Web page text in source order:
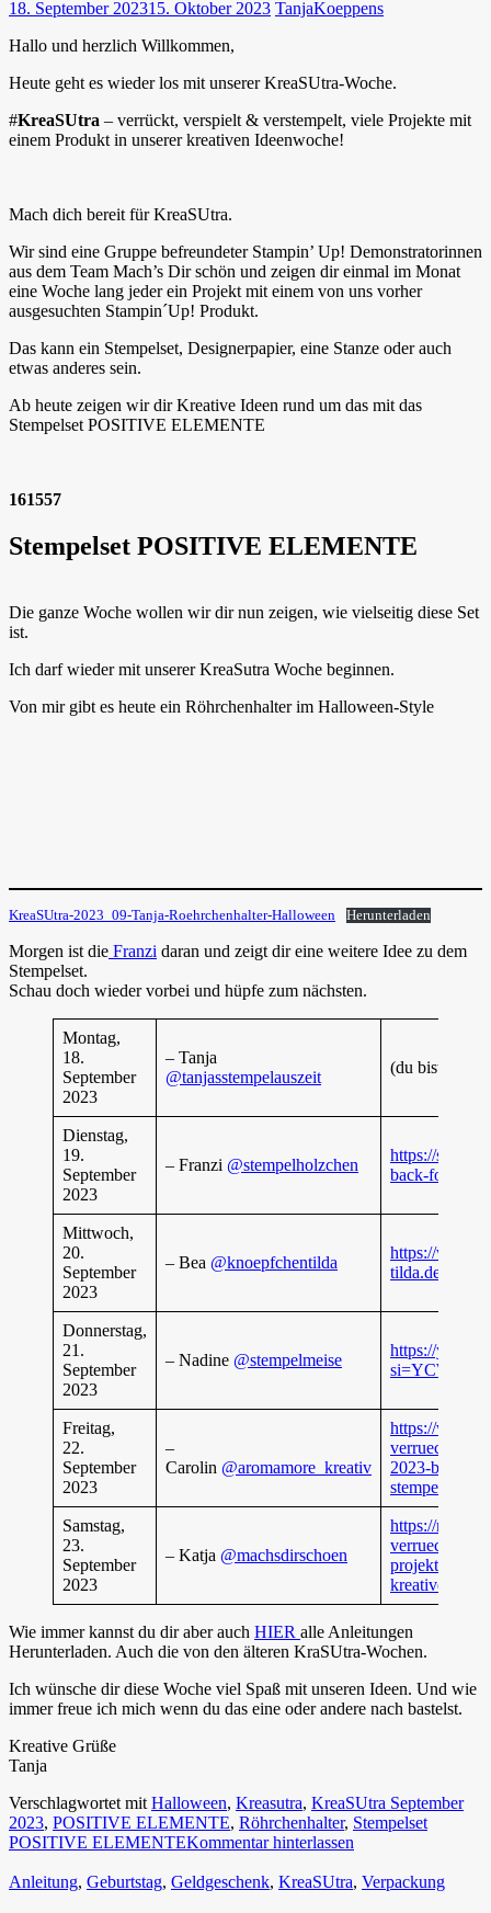
18. September 202315. Oktober 2023 TanjaKoeppens
Hallo und herzlich Willkommen,
Heute geht es wieder los mit unserer KreaSUtra-Woche.
#KreaSUtra – verrückt, verspielt & verstempelt, viele Projekte mit
einem Produkt in unserer kreativen Ideenwoche!
Mach dich bereit für KreaSUtra.
Wir sind eine Gruppe befreundeter Stampin’ Up! Demonstratorinnen
aus dem Team Mach’s Dir schön und zeigen dir einmal im Monat
eine Woche lang jeder ein Projekt mit einem von uns vorher
ausgesuchten Stampin´Up! Produkt.
Das kann ein Stempelset, Designerpapier, eine Stanze oder auch
etwas anderes sein.
Ab heute zeigen wir dir Kreative Ideen rund um das mit das
Stempelset POSITIVE ELEMENTE
161557
Stempelset POSITIVE ELEMENTE
Die ganze Woche wollen wir dir nun zeigen, wie vielseitig diese Set
ist.
Ich darf wieder mit unserer KreaSutra Woche beginnen.
Von mir gibt es heute ein Röhrchenhalter im Halloween-Style
KreaSUtra-2023_09-Tanja-Roehrchenhalter-Halloween Herunterladen
Morgen ist die Franzi daran und zeigt dir eine weitere Idee zu dem
Stempelset.
Schau doch wieder vorbei und hüpfe zum nächsten.
Montag,
18.
September
2023
– Tanja
@tanjasstempelauszeit
(du bist
Dienstag,
19.
September
2023
– Franzi @stempelholzchen
https://
back-fold-
Mittwoch,
20.
September
2023
– Bea @knoepfchentilda
https://
tilda.de/post/
Donnerstag,
21.
September
2023
– Nadine @stempelmeise
https://
Freitag,
22.
September
2023
–
Carolin @aromamore_kreativ
https://
verrueckt-
2023-box-
stempelset-
Samstag,
23.
September
2023
– Katja @machsdirschoen
https://
verrueckt-
projekte-mit-
kreativen-
Wie immer kannst du dir aber auch HIER alle Anleitungen
Herunterladen. Auch die von den älteren KraSUtra-Wochen.
Ich wünsche dir diese Woche viel Spaß mit unseren Ideen. Und wie
immer freue ich mich wenn du das eine oder andere nach bastelst.
Kreative Grüße
Tanja
Verschlagwortet mit Halloween, Kreasutra, KreaSUtra September
2023, POSITIVE ELEMENTE, Röhrchenhalter, Stempelset
POSITIVE ELEMENTEKommentar hinterlassen
Anleitung, Geburtstag, Geldgeschenk, KreaSUtra, Verpackung